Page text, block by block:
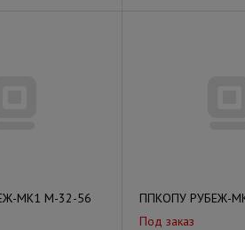
МК1 М-32-56
ППКОПУ РУБЕЖ-
Под заказ